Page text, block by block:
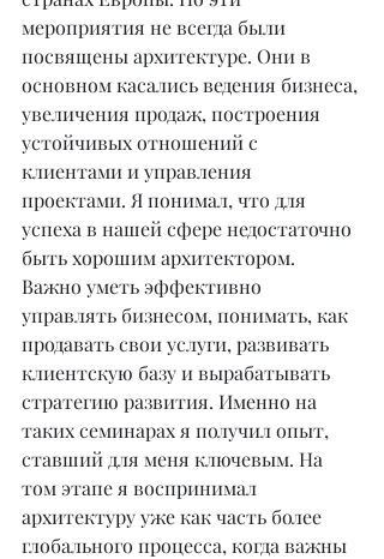
мероприятия не всегда были
посвящены архитектуре. Они в
основном касались ведения бизнеса,
увеличения продаж, построения
устойчивых отношений с
клиентами и управления
проектами. Я понимал, что для
успеха в нашей сфере недостаточно
быть хорошим архитектором.
Важно уметь эффективно
управлять бизнесом, понимать, как
продавать свои услуги, развивать
клиентскую базу и вырабатывать
стратегию развития. Именно на
таких семинарах я получил опыт,
ставший для меня ключевым. На
том этапе я воспринимал
архитектуру уже как часть более
глобального процесса, когда важны